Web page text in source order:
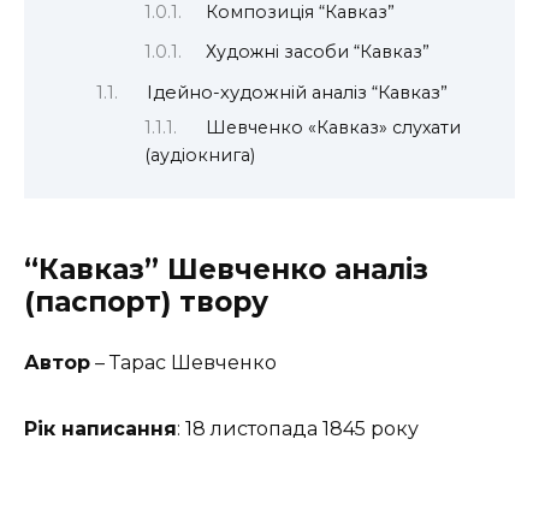
Композиція “Кавказ”
Художні засоби “Кавказ”
Ідейно-художній аналіз “Кавказ”
Шевченко «Кавказ» слухати
(аудіокнига)
“Кавказ” Шевченко аналіз
(паспорт) твору
Автор – Тарас Шевченко
Рік написання: 18 листопада 1845 року